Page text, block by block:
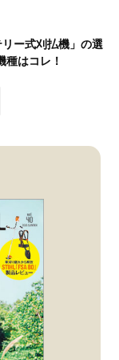
ー式刈払機」の選
種はコレ！